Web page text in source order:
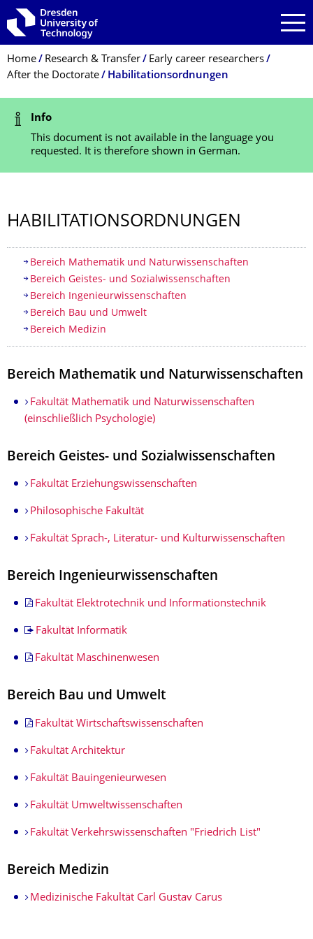
Skip to main navigation
Skip to search
Skip to content
Breadcrumb Menu
Home Research & Transfer
Early career researchers
After the Doctorate
Habilitationsordnungen
Status Message
Info
This document is not available in the language you
requested. It is therefore shown in German.
HABILITATION­SORDNUNGEN
Table of contents
Bereich Mathematik und Naturwissenschaften
Bereich Geistes- und Sozialwissenschaften
Bereich Ingenieurwissenschaften
Bereich Bau und Umwelt
Bereich Medizin
Bereich Mathematik und Naturwissenschaften
Fakultät Mathematik und Naturwissenschaften
(einschließlich Psychologie)
Bereich Geistes- und Sozialwissenschaften
Fakultät Erziehungswissenschaften
Philosophische Fakultät
Fakultät Sprach-, Literatur- und Kulturwissenschaften
Bereich Ingenieurwissenschaften
Fakultät Elektrotechnik und Informationstechnik
Fakultät Informatik
Fakultät Maschinenwesen
Bereich Bau und Umwelt
Fakultät Wirtschaftswissenschaften
Fakultät Architektur
Fakultät Bauingenieurwesen
Fakultät Umweltwissenschaften
Fakultät Verkehrswissenschaften "Friedrich List"
Bereich Medizin
Medizinische Fakultät Carl Gustav Carus